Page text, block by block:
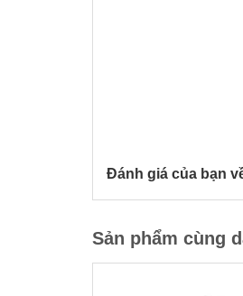
Đánh giá của bạn
Sản phẩm cùng